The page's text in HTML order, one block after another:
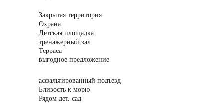
Закрытая территория
Охрана
Детская площадка
тренажерный зал
Терраса
выгодное предложение
асфальтированный подъезд
Близость к морю
Рядом дет. сад